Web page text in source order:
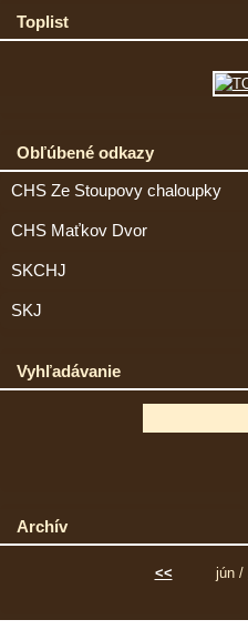
Toplist
Obľúbené odkazy
CHS Ze Stoupovy chaloupky
CHS Maťkov Dvor
SKCHJ
SKJ
Vyhľadávanie
Archív
<< jún /